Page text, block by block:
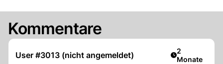
Kommentare
User #3013 (nicht angemeldet) Artikel
2
Monate